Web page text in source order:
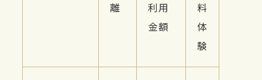
離
利用
金額
料
体
験